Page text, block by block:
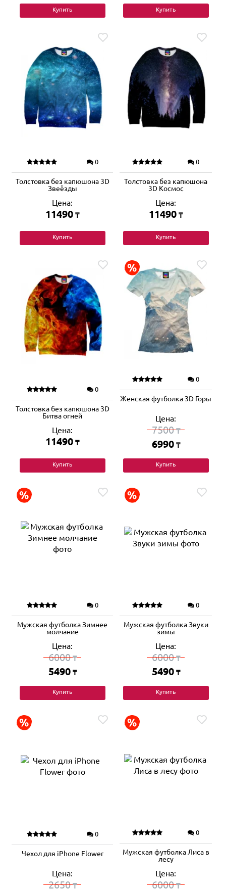
Купить Купить
0
Толстовка без капюшона 3D
Звеёзды
Цена:
11490 ₸
Купить
0
Толстовка без капюшона
3D Космос
Цена:
11490 ₸
Купить
0
Толстовка без капюшона 3D
Битва огней
Цена:
11490 ₸
Купить
0
Женская футболка 3D Горы
Цена:
7500₸
6990 ₸
Купить
0
Мужская футболка Зимнее
молчание
Цена:
6000₸
5490 ₸
Купить
0
Мужская футболка Звуки
зимы
Цена:
6000₸
5490 ₸
Купить
0
Чехол для iPhone Flower
Цена:
2650₸
0
Мужская футболка Лиса в
лесу
Цена:
6000₸